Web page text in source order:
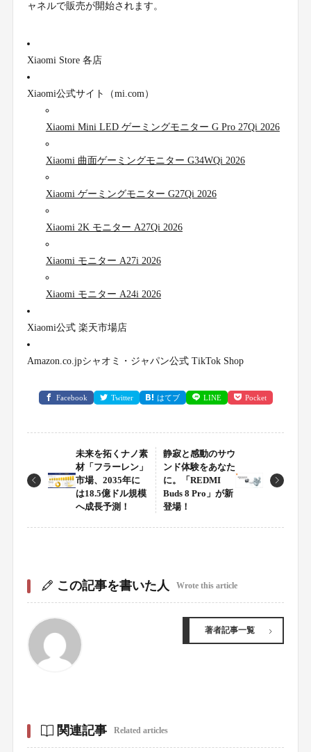
ャネルで販売が開始されます。
Xiaomi Store 各店
Xiaomi公式サイト（mi.com）
Xiaomi Mini LED ゲーミングモニター G Pro 27Qi 2026
Xiaomi 曲面ゲーミングモニター G34WQi 2026
Xiaomi ゲーミングモニター G27Qi 2026
Xiaomi 2K モニター A27Qi 2026
Xiaomi モニター A27i 2026
Xiaomi モニター A24i 2026
Xiaomi公式 楽天市場店
Amazon.co.jpシャオミ・ジャパン公式 TikTok Shop
Facebook Twitter はてブ LINE Pocket
未来を拓くナノ素
材「フラーレン」
市場、2035年に
は18.5億ドル規模
へ成長予測！
静寂と感動のサウ
ンド体験をあなた
に。「REDMI
Buds 8 Pro」が新
登場！
この記事を書いた人 Wrote this article
著者記事一覧
関連記事 Related articles